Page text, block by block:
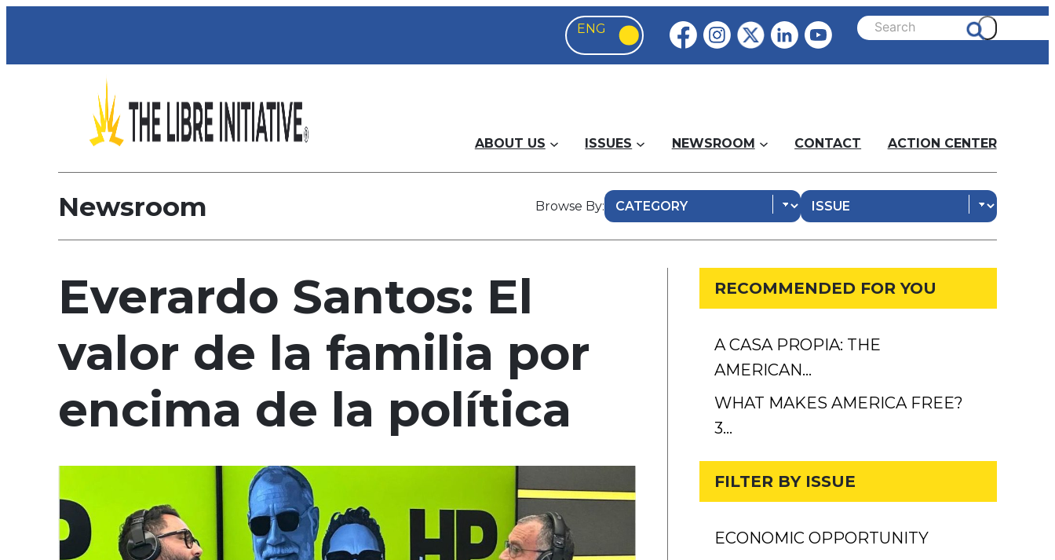
ABOUT US ISSUES NEWSROOM CONTACT ACTION CENTER
Newsroom Browse By:
Everardo Santos: El
valor de la familia por
encima de la política
RECOMMENDED FOR YOU
A CASA PROPIA: THE
AMERICAN…
WHAT MAKES AMERICA FREE?
3…
FILTER BY ISSUE
ECONOMIC OPPORTUNITY